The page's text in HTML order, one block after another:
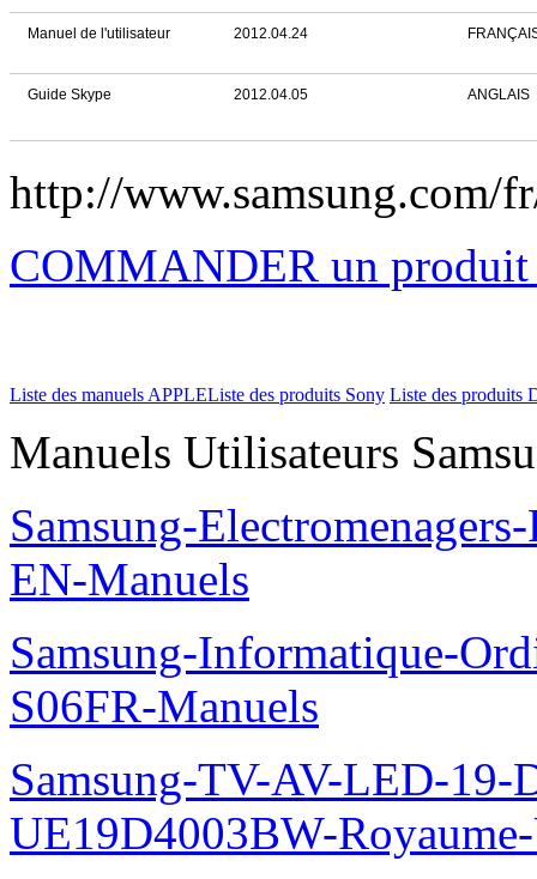
Manuel de l'utilisateur 2012.04.24
Guide Skype 2012.04.05 ANGLAIS
http://www.samsung.com/
COMMANDER un
Liste des manuels APPLEListe des produits Sony Liste des produits
Manuels Utilisateurs
Samsung-
EN-Manuels
Samsung-Informatique-
S06FR-Manuels
Samsung-TV-AV-LED-
UE19D4003BW-